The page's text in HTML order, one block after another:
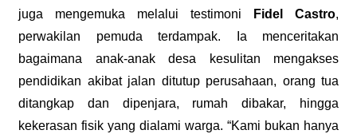
juga mengemuka melalui testimoni
Fidel Castro,
perwakilan pemuda terdampak. Ia menceritakan
bagaimana anak-anak desa kesulitan mengakses
pendidikan akibat jalan ditutup perusahaan, orang tua
ditangkap dan dipenjara, rumah dibakar, hingga
kekerasan fisik yang dialami warga. “Kami bukan hanya